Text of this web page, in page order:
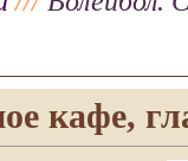
кафе,